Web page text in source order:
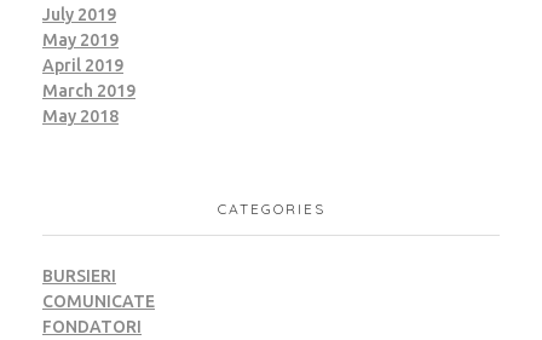
July 2019
May 2019
April 2019
March 2019
May 2018
CATEGORIES
BURSIERI
COMUNICATE
FONDATORI